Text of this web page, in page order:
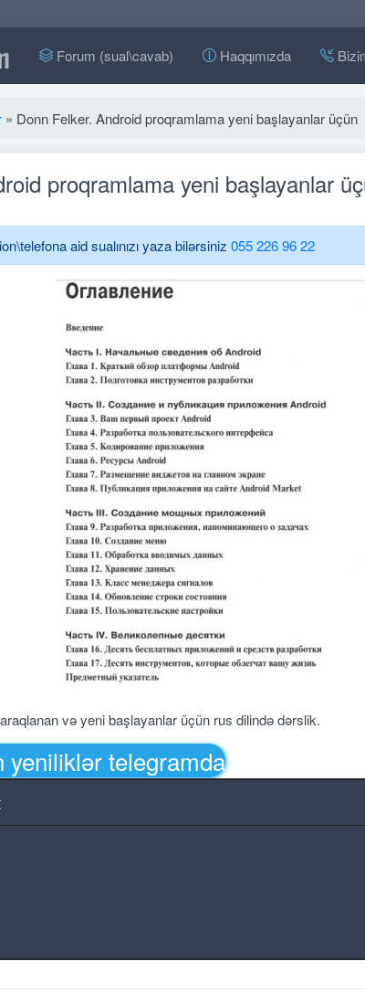
Forum (sual\cavab) Haqqımızda
» Donn Felker. Android proqramlama yeni başlayanlar üçün
proqramlama yeni başlayanlar
aid sualınızı yaza bilərsiniz 055 226 96 22
və yeni başlayanlar üçün rus dilində dərslik.
yeniliklər telegramda